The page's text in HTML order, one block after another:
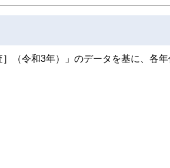
（令和3年）」のデータを基に、各年